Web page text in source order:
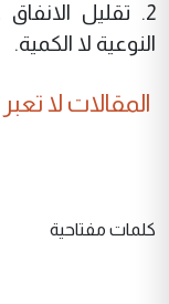
2. تقليل
النوعية لا الكمية.
المقالات لا
كلمات مفتاحية